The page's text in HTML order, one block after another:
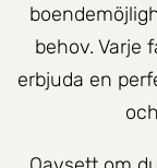
behov. Varje
erbjuda en